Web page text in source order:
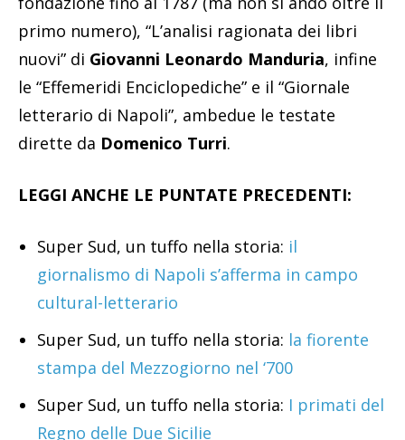
primo numero), “L’analisi ragionata dei libri
nuovi” di Giovanni Leonardo Manduria, infine
le “Effemeridi Enciclopediche” e il “Giornale
letterario di Napoli”, ambedue le testate
dirette da Domenico Turri.
LEGGI ANCHE LE PUNTATE PRECEDENTI:
Super Sud, un tuffo nella storia: il
giornalismo di Napoli s’afferma in campo
cultural-letterario
Super Sud, un tuffo nella storia: la fiorente
stampa del Mezzogiorno nel ‘700
Super Sud, un tuffo nella storia: I primati del
Regno delle Due Sicilie